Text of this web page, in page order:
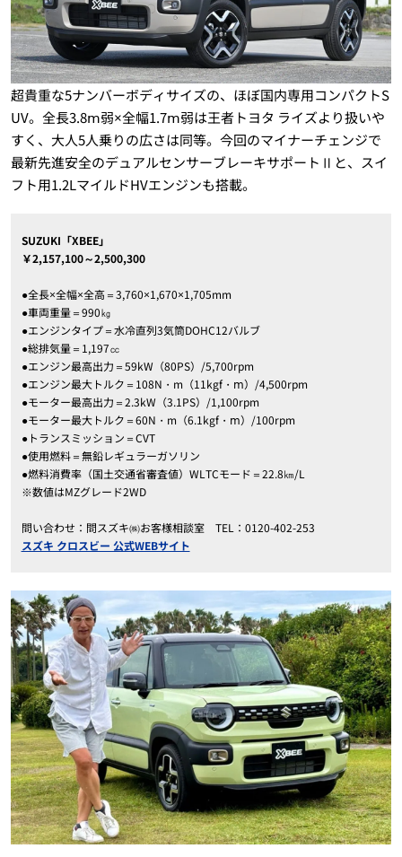
超貴重な5ナンバーボディサイズの、ほぼ国内専用コンパクトS
UV。全長3.8ⅿ弱×全幅1.7ⅿ弱は王者トヨタ ライズより扱いや
すく、大人5人乗りの広さは同等。今回のマイナーチェンジで
最新先進安全のデュアルセンサーブレーキサポートⅡと、スイ
フト用1.2LマイルドHVエンジンも搭載。
SUZUKI「XBEE」
￥2,157,100～2,500,300
●全長×全幅×全高＝3,760×1,670×1,705mm
●車両重量＝990㎏
●エンジンタイプ＝水冷直列3気筒DOHC12バルブ
●総排気量＝1,197㏄
●エンジン最高出力＝59kW（80PS）/5,700rpm
●エンジン最大トルク＝108N・m（11kgf・ⅿ）/4,500rpm
●モーター最高出力＝2.3kW（3.1PS）/1,100rpm
●モーター最大トルク＝60N・m（6.1kgf・ⅿ）/100rpm
●トランスミッション＝CVT
●使用燃料＝無鉛レギュラーガソリン
●燃料消費率（国土交通省審査値）WLTCモード＝22.8㎞/L
※数値はMZグレード2WD
問い合わせ：問スズキ㈱お客様相談室 TEL：0120-402-253
スズキ クロスビー 公式WEBサイト